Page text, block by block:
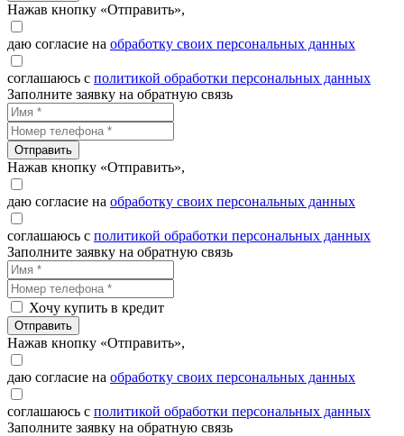
Нажав кнопку «Отправить»,
даю согласие на обработку своих персональных данных
соглашаюсь с политикой обработки персональных данных
Заполните заявку на обратную связь
Отправить
Нажав кнопку «Отправить»,
даю согласие на обработку своих персональных данных
соглашаюсь с политикой обработки персональных данных
Заполните заявку на обратную связь
Хочу купить в кредит
Отправить
Нажав кнопку «Отправить»,
даю согласие на обработку своих персональных данных
соглашаюсь с политикой обработки персональных данных
Заполните заявку на обратную связь